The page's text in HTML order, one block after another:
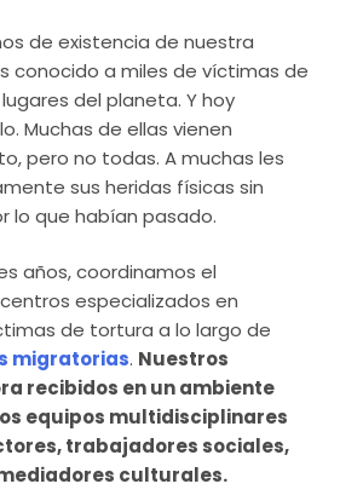
de existencia de nuestra
conocido a miles de víctimas de
del planeta. Y hoy
Muchas de ellas vienen
pero no todas. A muchas les
sus heridas físicas sin
lo que habían pasado.
años, coordinamos el
especializados en
de tortura a lo largo de
migratorias. Nuestros
recibidos en un ambiente
equipos multidisciplinares
trabajadores sociales,
culturales.